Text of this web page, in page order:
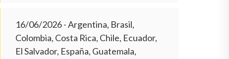
16/06/2026- Argentina, Brasil,
Colombia, Costa Rica, Chile, Ecuador,
El Salvador, España, Guatemala,